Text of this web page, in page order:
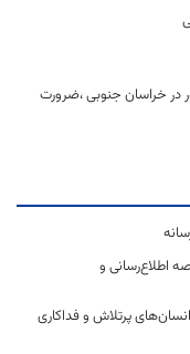
در خراسان جنوبی ،ضرورت
اطلاع‌رسانی و
پرتلاش و فداکاری